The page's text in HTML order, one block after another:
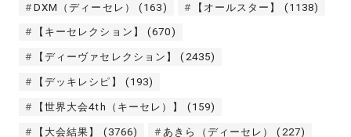
DXM（ディーセレ） (163) 【オールスター】 (1138)
【キーセレクション】 (670)
【ディーヴァセレクション】 (2435)
【デッキレシピ】 (193)
【世界大会4th（キーセレ）】 (159)
【大会結果】 (3766) あきら（ディーセレ） (227)